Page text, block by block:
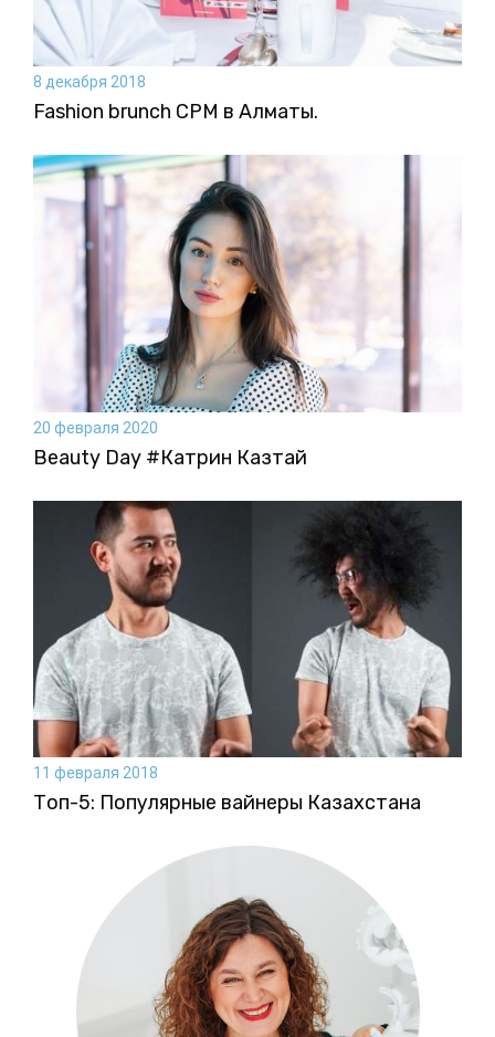
8 декабря 2018
Fashion brunch CPM в Алматы.
20 февраля 2020
Beauty Day #Катрин Казтай
11 февраля 2018
Топ-5: Популярные вайнеры Казахстана